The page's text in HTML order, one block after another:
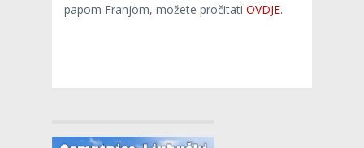
papom Franjom, možete pročitati OVDJE.